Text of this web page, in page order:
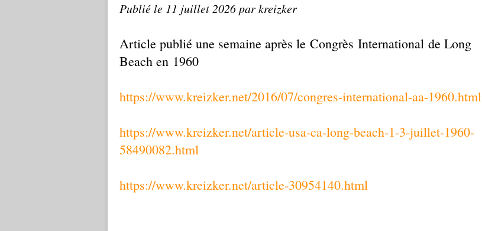
Publié le 11 juillet 2026par kreizker
Article publié une semaine après le Congrès International de Long
Beach en 1960
https://www.kreizker.net/2016/07/congres-international-aa-1960.html
https://www.kreizker.net/article-usa-ca-long-beach-1-3-juillet-1960-
58490082.html
https://www.kreizker.net/article-30954140.html